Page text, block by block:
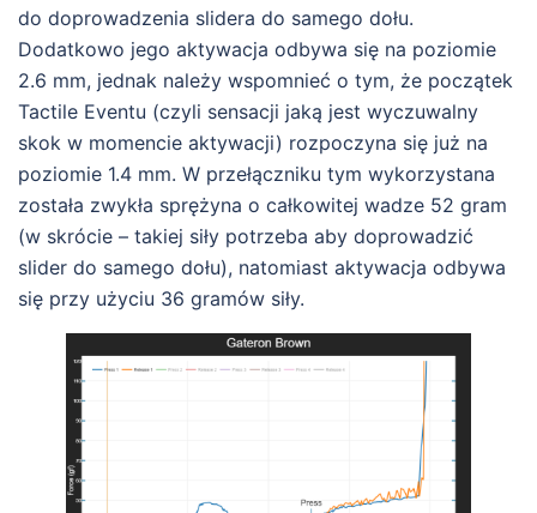
do doprowadzenia slidera do samego dołu.
Dodatkowo jego aktywacja odbywa się na poziomie
2.6 mm, jednak należy wspomnieć o tym, że początek
Tactile Eventu (czyli sensacji jaką jest wyczuwalny
skok w momencie aktywacji) rozpoczyna się już na
poziomie 1.4 mm. W przełączniku tym wykorzystana
została zwykła sprężyna o całkowitej wadze 52 gram
(w skrócie – takiej siły potrzeba aby doprowadzić
slider do samego dołu), natomiast aktywacja odbywa
się przy użyciu 36 gramów siły.